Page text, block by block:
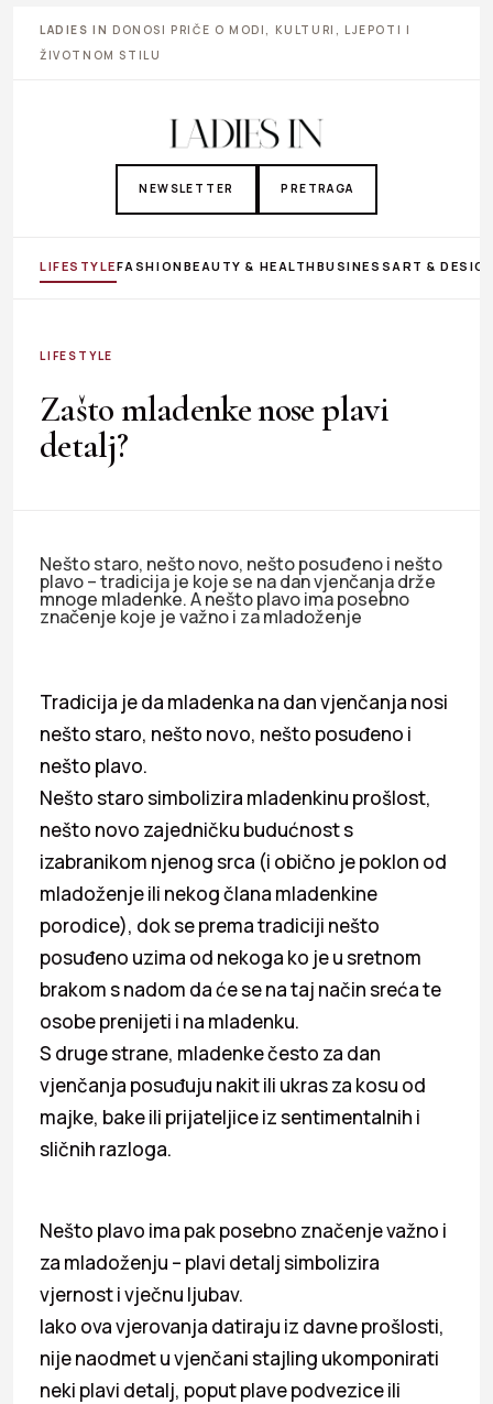
LADIES IN DONOSI PRIČE O MODI, KULTURI, LJEPOTI I
ŽIVOTNOM STILU
NEWSLETTER PRETRAGA
LIFESTYLEFASHIONBEAUTY & HEALTHBUSINESS ART &
LIFESTYLE
Zašto mladenke nose plavi
detalj?
Nešto staro, nešto novo, nešto posuđeno i nešto
plavo – tradicija je koje se na dan vjenčanja drže
mnoge mladenke. A nešto plavo ima posebno
značenje koje je važno i za mladoženje
Tradicija je da mladenka na dan vjenčanja nosi
nešto staro, nešto novo, nešto posuđeno i
nešto plavo.
Nešto staro simbolizira mladenkinu prošlost,
nešto novo zajedničku budućnost s
izabranikom njenog srca (i obično je poklon od
mladoženje ili nekog člana mladenkine
porodice), dok se prema tradiciji nešto
posuđeno uzima od nekoga ko je u sretnom
brakom s nadom da će se na taj način sreća te
osobe prenijeti i na mladenku.
S druge strane, mladenke često za dan
vjenčanja posuđuju nakit ili ukras za kosu od
majke, bake ili prijateljice iz sentimentalnih i
sličnih razloga.
Nešto plavo ima pak posebno značenje važno i
za mladoženju – plavi detalj simbolizira
vjernost i vječnu ljubav.
Iako ova vjerovanja datiraju iz davne prošlosti,
nije naodmet u vjenčani stajling ukomponirati
neki plavi detalj, poput plave podvezice ili